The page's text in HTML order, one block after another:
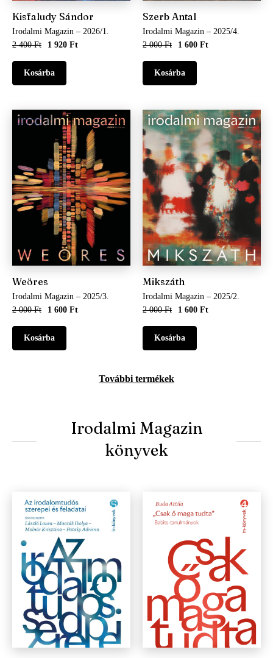
Kisfaludy Sándor
Irodalmi Magazin – 2026/1.
2 400 Ft
1 920 Ft
Szerb Antal
Irodalmi Magazin – 2025/4.
2 000 Ft
1 600 Ft
Weöres
Irodalmi Magazin – 2025/3.
2 000 Ft
1 600 Ft
Mikszáth
Irodalmi Magazin – 2025/2.
2 000 Ft
1 600 Ft
További termékek
Irodalmi Magazin
könyvek